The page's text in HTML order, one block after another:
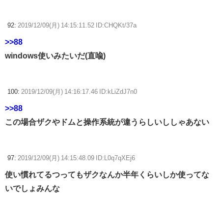
92: 2019/12/09(月) 14:15:11.52 ID:CHQKt/37a
>>88
windows使いみたいだ(直喩)
100: 2019/12/09(月) 14:16:17.46 ID:kLiZdJ7n0
>>88
この場合ザクやドムと操作系統が違うらしいししゃあない
97: 2019/12/09(月) 14:15:48.09 ID:L0q7qXEj6
使い慣れてるつってもザクなんか半年くらいしか使ってな
いでしょみんな